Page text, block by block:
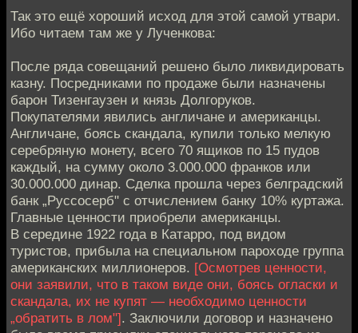
Так это ещё хороший исход для этой самой утвари.
Ибо читаем там же у Лученкова:
После ряда совещаний решено было ликвидировать
казну. Посредниками по продаже были назначены
барон Тизенгаузен и князь Долгоруков.
Покупателями явились англичане и американцы.
Англичане, боясь скандала, купили только мелкую
серебряную монету, всего 70 ящиков по 15 пудов
каждый, на сумму около 3.000.000 франков или
30.000.000 динар. Сделка прошла через белградский
банк „Руссосерб" с отчислением банку 10% куртажа.
Главные ценности приобрели американцы.
В середине 1922 года в Катарро, под видом
туристов, прибыла на специальном пароходе группа
американских миллионеров. [Осмотрев ценности,
они заявили, что в таком виде они, боясь огласки и
скандала, их не купят — необходимо ценности
„обратить в лом"]. Заключили договор и назначено